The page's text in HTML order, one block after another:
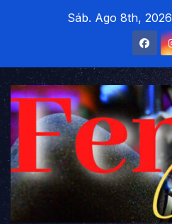
Sáb. Ago 8th, 2026